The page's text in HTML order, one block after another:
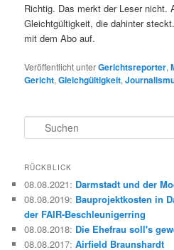
Richtig. Das merkt der Leser nicht.
Gleichtgültigkeit, die dahinter
mit dem Abo auf.
Veröffentlicht unterGerichtsreporter,
Gericht,Gleichgültigkeit,
u
h
n
RÜCKBLICK
08.08.2021: Darmstadt und der
08.08.2019: Bauprojektkosten in
der FAIR-Beschleunigerring
08.08.2018: Die Ehefrau soll's
08.08.2017:Airfield Braunshardt